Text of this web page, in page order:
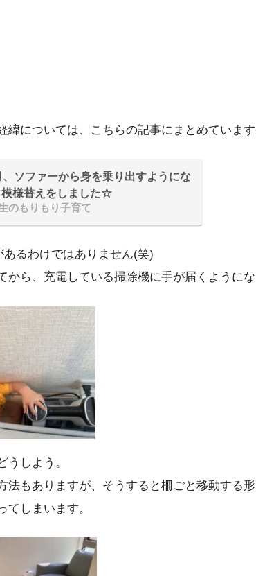
緯については、こちらの記事にまとめていま
ソファーから身を乗り出すようにな
模様替えをしました☆
のもりもり子育て
るわけではありません(笑)
から、充電している掃除機に手が届くようにな
しよう。
法もありますが、そうすると柵ごと移動する
てしまいます。